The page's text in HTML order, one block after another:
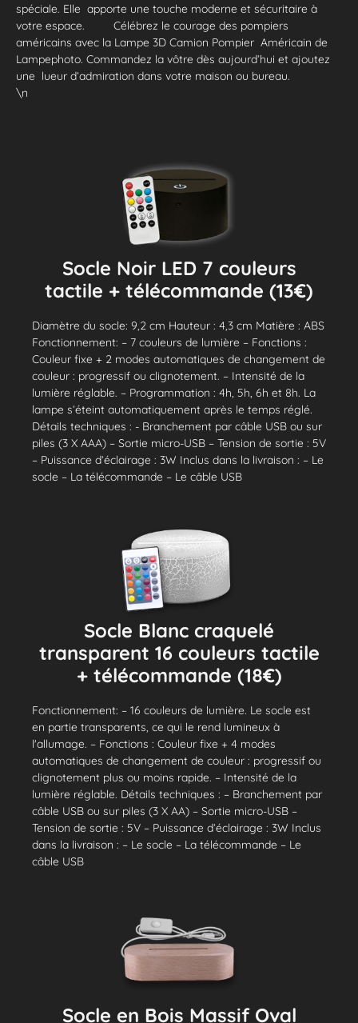
spéciale. Elle apporte une touche moderne et sécuritaire à
votre espace. Célébrez le courage des pompiers
américains avec la Lampe 3D Camion Pompier Américain de
Lampephoto. Commandez la vôtre dès aujourd’hui et ajoutez
une lueur d’admiration dans votre maison ou bureau.
\n
Socle Noir LED 7 couleurs
tactile + télécommande (13€)
Diamètre du socle: 9,2 cm Hauteur : 4,3 cm Matière : ABS
Fonctionnement: – 7 couleurs de lumière – Fonctions :
Couleur fixe + 2 modes automatiques de changement de
couleur : progressif ou clignotement. – Intensité de la
lumière réglable. – Programmation : 4h, 5h, 6h et 8h. La
lampe s’éteint automatiquement après le temps réglé.
Détails techniques : - Branchement par câble USB ou sur
piles (3 X AAA) – Sortie micro-USB – Tension de sortie : 5V
– Puissance d’éclairage : 3W Inclus dans la livraison : – Le
socle – La télécommande – Le câble USB
Socle Blanc craquelé
transparent 16 couleurs tactile
+ télécommande (18€)
Fonctionnement: – 16 couleurs de lumière. Le socle est
en partie transparents, ce qui le rend lumineux à
l'allumage. – Fonctions : Couleur fixe + 4 modes
automatiques de changement de couleur : progressif ou
clignotement plus ou moins rapide. – Intensité de la
lumière réglable. Détails techniques : – Branchement par
câble USB ou sur piles (3 X AA) – Sortie micro-USB –
Tension de sortie : 5V – Puissance d’éclairage : 3W Inclus
dans la livraison : – Le socle – La télécommande – Le
câble USB
Socle en Bois Massif Oval